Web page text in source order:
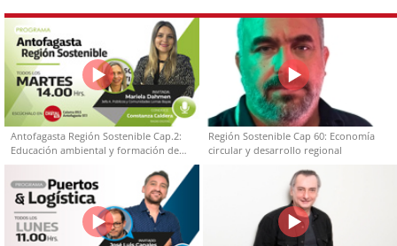
Antofagasta Región Sostenible Cap.2:
Educación ambiental y formación de
capacidades técnicas
Región Sostenible Cap 60: Economía
circular y desarrollo regional